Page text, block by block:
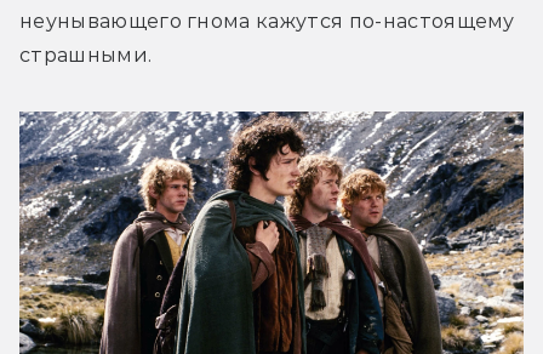
неунывающего гнома кажутся по-настоящему
страшными.